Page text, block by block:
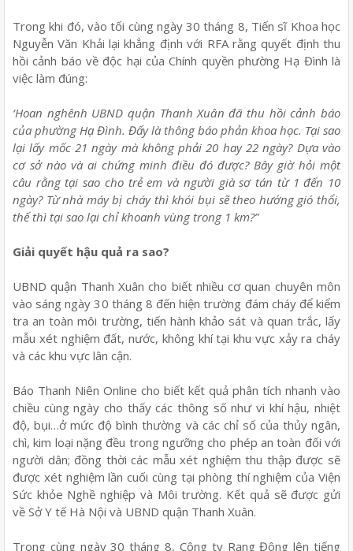
Trong khi đó, vào tối cùng ngày 30 tháng 8, Tiến sĩ Khoa học
Nguyễn Văn Khải lại khẳng định với RFA rằng quyết định thu
hồi cảnh báo về độc hại của Chính quyền phường Hạ Đình là
việc làm đúng:
‘Hoan nghênh UBND quận Thanh Xuân đã thu hồi cảnh báo
của phường Hạ Đình. Đấy là thông báo phản khoa học. Tại sao
lại lấy mốc 21 ngày mà không phải 20 hay 22 ngày? Dựa vào
cơ sở nào và ai chứng minh điều đó được? Bây giờ hỏi một
câu rằng tại sao cho trẻ em và người già sơ tán từ 1 đến 10
ngày? Từ nhà máy bị cháy thì khói bụi sẽ theo hướng gió thổi,
thế thì tại sao lại chỉ khoanh vùng trong 1 km?”
Giải quyết hậu quả ra sao?
UBND quận Thanh Xuân cho biết nhiều cơ quan chuyên môn
vào sáng ngày 30 tháng 8 đến hiện trường đám cháy để kiểm
tra an toàn môi trường, tiến hành khảo sát và quan trắc, lấy
mẫu xét nghiệm đất, nước, không khí tại khu vực xảy ra cháy
và các khu vực lân cận.
Báo Thanh Niên Online cho biết kết quả phân tích nhanh vào
chiều cùng ngày cho thấy các thông số như vi khí hậu, nhiệt
độ, bụi…ở mức độ bình thường và các chỉ số của thủy ngân,
chì, kim loại nặng đều trong ngưỡng cho phép an toàn đối với
người dân; đồng thời các mẫu xét nghiệm thu thập được sẽ
được xét nghiệm lần cuối cùng tại phòng thí nghiệm của Viện
Sức khỏe Nghề nghiệp và Môi trường. Kết quả sẽ được gửi
về Sở Y tế Hà Nội và UBND quận Thanh Xuân.
Trong cùng ngày 30 tháng 8, Công ty Rạng Đông lên tiếng